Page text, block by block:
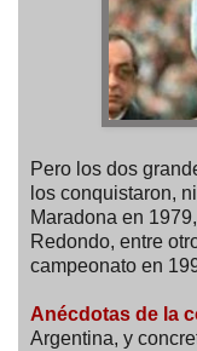
Pero los dos
los conquistaron, ni
Maradona en
Redondo, entre
campeonato en
Anécdotas de la
Argentina, y